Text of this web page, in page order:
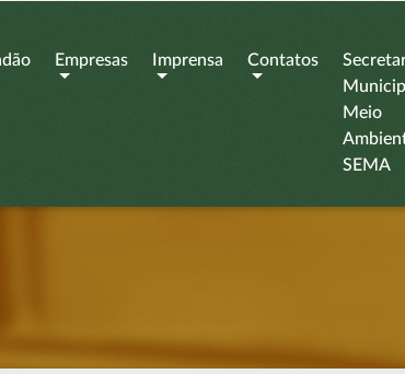
Empresas Imprensa Contatos
Meio
SEMA